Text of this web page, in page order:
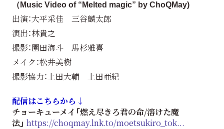
（Music Video of “Melted magic” by ChoQMay)
出演：大平采佳 三谷麟太郎
演出：林貴之
撮影：園田海斗 馬杉雅喜
メイク：松井美樹
撮影協力：上田大輔 上田亜紀
配信はこちらから↓
チョーキューメイ「燃え尽きろ君の命/溶けた魔
法」 https://choqmay.lnk.to/moetsukiro_tok...